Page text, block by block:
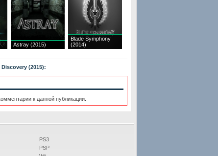
Astray (2015)
Blade Symphony
(2014)
(2015):
к данной публикации.
PS3
PSP